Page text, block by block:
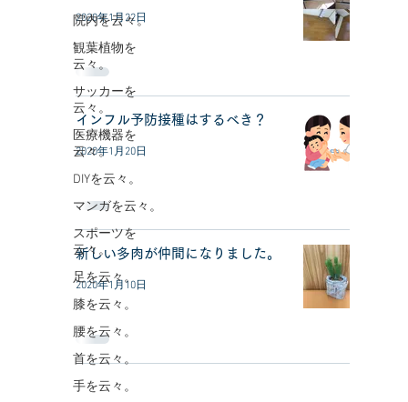
院内を云々。
観葉植物を
云々。
サッカーを
云々。
医療機器を
云々。
DIYを云々。
マンガを云々。
スポーツを
云々。
足を云々。
膝を云々。
腰を云々。
首を云々。
手を云々。
2020年1月22日
インフル予防接種はするべき？
2020年1月20日
新しい多肉が仲間になりました。
2020年1月10日